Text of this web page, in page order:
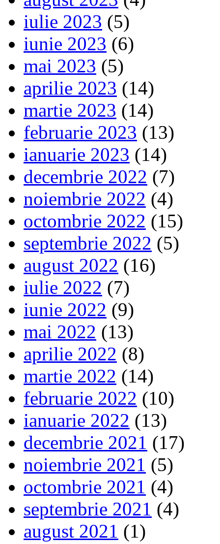
iulie 2023 (5)
iunie 2023 (6)
mai 2023 (5)
aprilie 2023 (14)
martie 2023 (14)
februarie 2023 (13)
ianuarie 2023 (14)
decembrie 2022 (7)
noiembrie 2022 (4)
octombrie 2022 (15)
septembrie 2022 (5)
august 2022 (16)
iulie 2022 (7)
iunie 2022 (9)
mai 2022 (13)
aprilie 2022 (8)
martie 2022 (14)
februarie 2022 (10)
ianuarie 2022 (13)
decembrie 2021 (17)
noiembrie 2021 (5)
octombrie 2021 (4)
septembrie 2021 (4)
august 2021 (1)